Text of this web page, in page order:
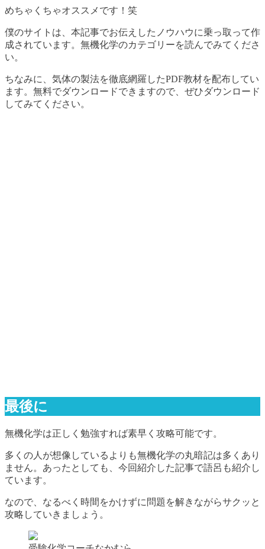
めちゃくちゃオススメです！笑
僕のサイトは、本記事でお伝えしたノウハウに乗っ取って作
成されています。無機化学のカテゴリーを読んでみてくださ
い。
ちなみに、気体の製法を徹底網羅したPDF教材を配布してい
ます。無料でダウンロードできますので、ぜひダウンロード
してみてください。
最後に
無機化学は正しく勉強すれば素早く攻略可能です。
多くの人が想像しているよりも無機化学の丸暗記は多くあり
ません。あったとしても、今回紹介した記事で語呂も紹介し
ています。
なので、なるべく時間をかけずに問題を解きながらサクッと
攻略していきましょう。